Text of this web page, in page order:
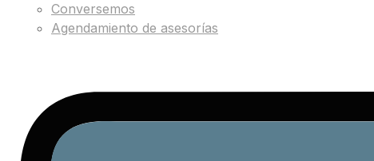
Conversemos
Agendamiento de asesorías